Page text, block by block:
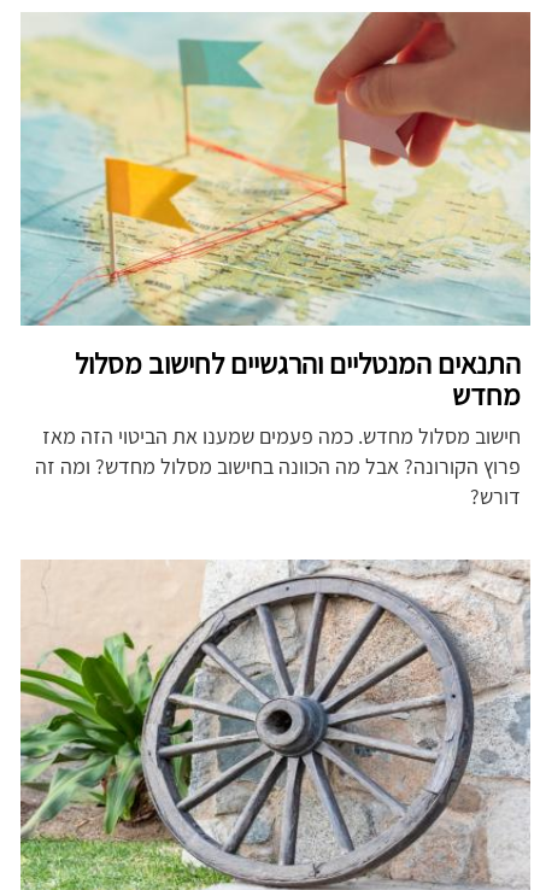
התנאים המנטליים והרגשיים לחישוב מסלול
מחדש
חישוב מסלול מחדש. כמה פעמים שמענו את הביטוי הזה מאז
פרוץ הקורונה? אבל מה הכוונה בחישוב מסלול מחדש? ומה זה
דורש?